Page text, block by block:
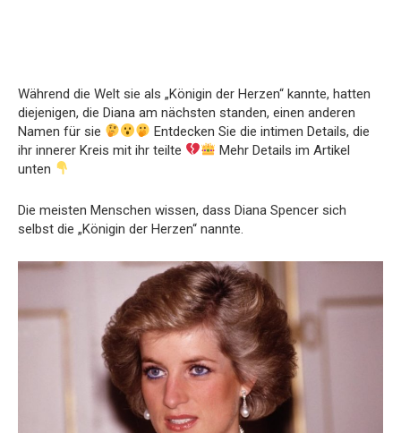
Während die Welt sie als „Königin der Herzen“ kannte, hatten
diejenigen, die Diana am nächsten standen, einen anderen
Namen für sie
Entdecken Sie die intimen Details, die
ihr innerer Kreis mit ihr teilte
Mehr Details im Artikel
unten
Die meisten Menschen wissen, dass Diana Spencer sich
selbst die „Königin der Herzen“ nannte.